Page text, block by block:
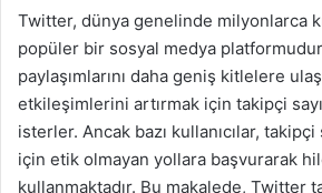
Twitter, dünya genelinde milyonlarca
popüler bir sosyal medya platformudur.
paylaşımlarını daha geniş kitlelere
etkileşimlerini artırmak için takipçi
isterler. Ancak bazı kullanıcılar, takipçi
için etik olmayan yollara başvurarak
kullanmaktadır. Bu makalede, Twitter